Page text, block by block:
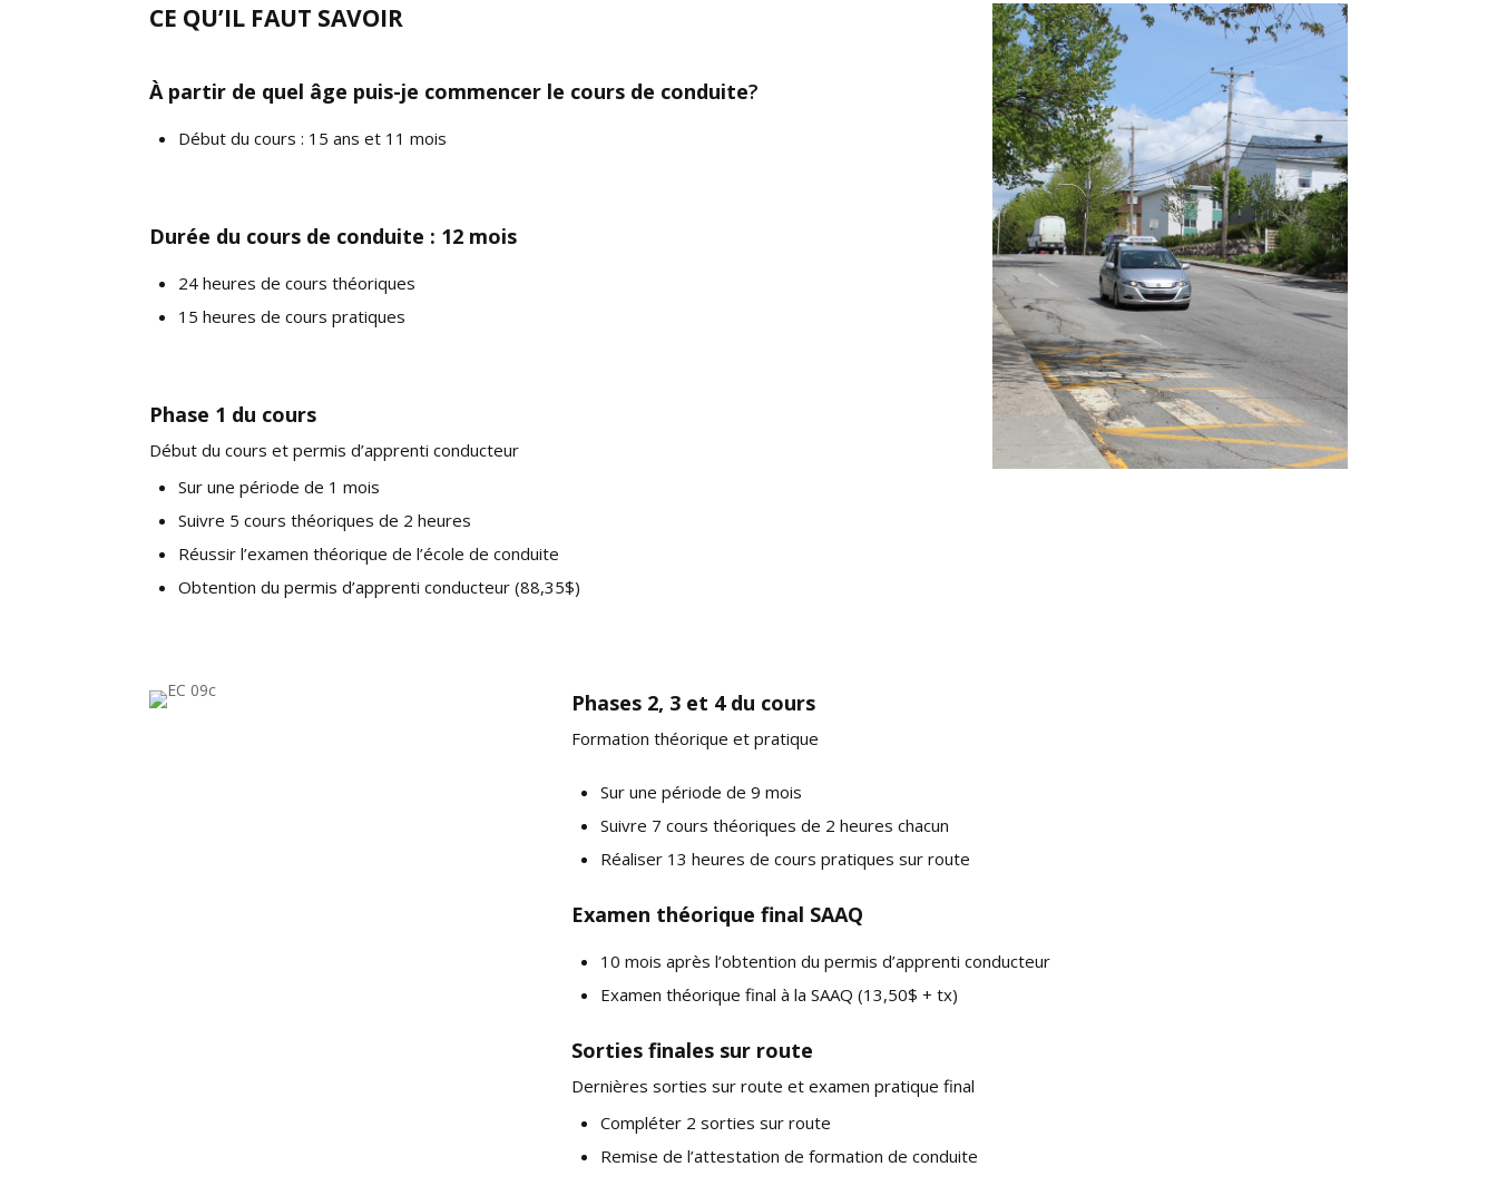
CE QU’IL FAUT SAVOIR
À partir de quel âge puis-je commencer le cours de conduite?
Début du cours : 15 ans et 11 mois
Durée du cours de conduite : 12 mois
24 heures de cours théoriques
15 heures de cours pratiques
Phase 1 du cours
Début du cours et permis d’apprenti conducteur
Sur une période de 1 mois
Suivre 5 cours théoriques de 2 heures
Réussir l’examen théorique de l’école de conduite
Obtention du permis d’apprenti conducteur (88,35$)
Phases 2, 3 et 4 du cours
Formation théorique et pratique
Sur une période de 9 mois
Suivre 7 cours théoriques de 2 heures chacun
Réaliser 13 heures de cours pratiques sur route
Examen théorique final SAAQ
10 mois après l’obtention du permis d’apprenti conducteur
Examen théorique final à la SAAQ (13,50$ + tx)
Sorties finales sur route
Dernières sorties sur route et examen pratique final
Compléter 2 sorties sur route
Remise de l’attestation de formation de conduite